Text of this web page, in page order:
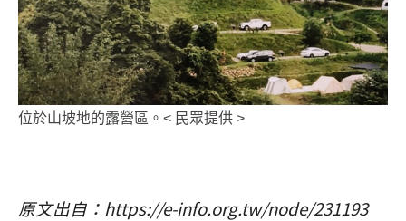
位於山坡地的露營區。< 民眾提供 >
原文出自：https://e-info.org.tw/node/231193